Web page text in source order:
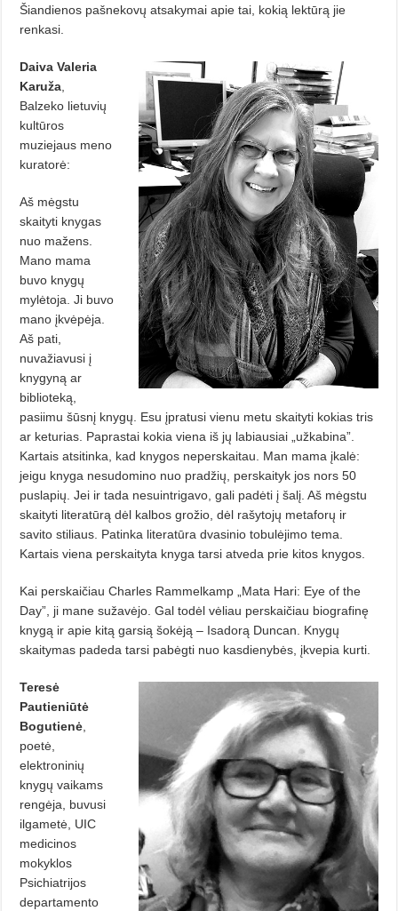
Šiandienos pašnekovų atsakymai apie tai, kokią lektūrą jie
renkasi.
Daiva Valeria
Karuža,
Balzeko lietuvių
kultūros
muziejaus meno
kuratorė:
Aš mėgstu
skaityti knygas
nuo mažens.
Mano mama
buvo knygų
mylėtoja. Ji buvo
mano įkvėpėja.
Aš pati,
nuvažiavusi į
knygyną ar
biblioteką,
pasiimu šūsnį knygų. Esu įpratusi vienu metu skaityti kokias tris
ar keturias. Paprastai kokia viena iš jų labiausiai „užkabina”.
Kartais atsitinka, kad knygos neperskaitau. Man mama įkalė:
jeigu knyga nesudomino nuo pradžių, perskaityk jos nors 50
puslapių. Jei ir tada nesuintrigavo, gali padėti į šalį. Aš mėgstu
skaityti literatūrą dėl kalbos grožio, dėl rašytojų metaforų ir
savito stiliaus. Patinka literatūra dvasinio tobulėjimo tema.
Kartais viena perskaityta knyga tarsi atveda prie kitos knygos.
Kai perskaičiau Charles Rammelkamp „Mata Hari: Eye of the
Day”, ji mane sužavėjo. Gal todėl vėliau perskaičiau biografinę
knygą ir apie kitą garsią šokėją – Isadorą Duncan. Knygų
skaitymas padeda tarsi pabėgti nuo kasdienybės, įkvepia kurti.
Teresė
Pautieniūtė
Bogutienė,
poetė,
elektroninių
knygų vaikams
ren­­gėja, buvusi
ilgametė, UIC
medicinos
mokyklos
Psichiatrijos
departamento